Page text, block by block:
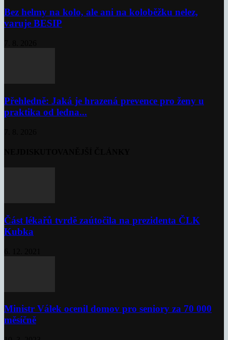
Bez helmy na kolo, ale ani na koloběžku nelez,
varuje BESIP
Přehledně: Jaká je hrazená prevence pro ženy u
praktika od ledna...
Část lékařů tvrdě zaútočila na prezidenta ČLK
Kubka
Ministr Válek ocenil domov pro seniory za 70 000
měsíčně